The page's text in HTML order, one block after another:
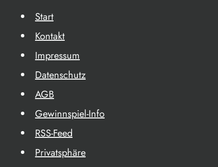
Start
Kontakt
Impressum
Datenschutz
AGB
Gewinnspiel-Info
RSS-Feed
Privatsphäre